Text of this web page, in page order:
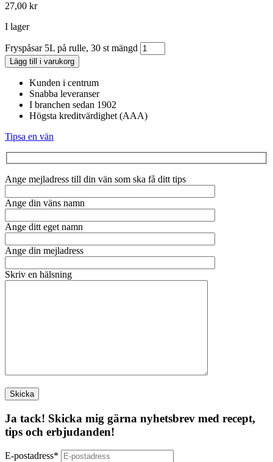
27,00 kr
I lager
Fryspåsar 5L på rulle, 30 st mängd
Lägg till i varukorg
Kunden i centrum
Snabba leveranser
I branchen sedan 1902
Högsta kreditvärdighet (AAA)
Tipsa en vän
Ange mejladress till din vän som ska få ditt tips
Ange din väns namn
Ange ditt eget namn
Ange din mejladress
Skriv en hälsning
Ja tack! Skicka mig gärna nyhetsbrev med recept,
tips och erbjudanden!
E-postadress*